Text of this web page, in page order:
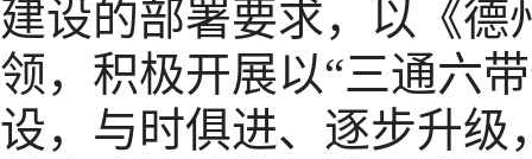
建设的部署要求，以《
领，积极开展以“三通六
设，与时俱进、逐步升级